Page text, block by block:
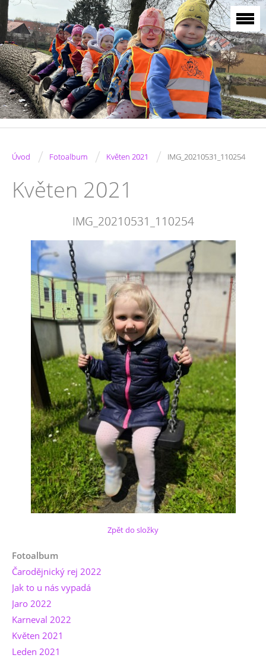
Úvod / Fotoalbum / Květen 2021 / IMG_20210531_110254
Květen 2021
IMG_20210531_110254
Zpět do složky
Fotoalbum
Čarodějnický rej 2022
Jak to u nás vypadá
Jaro 2022
Karneval 2022
Květen 2021
Leden 2021